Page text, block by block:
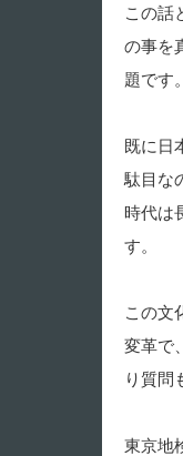
この話
の事を
題です
既に日
駄目な
時代は
す。
この文
変革で
り質問
東京地